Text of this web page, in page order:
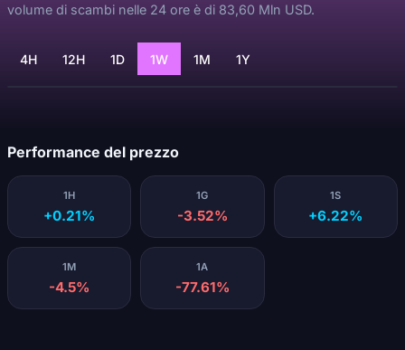
volume di scambi nelle 24 ore è di 83,60 Mln USD.
4H 12H 1D 1W 1M 1Y
Performance del prezzo
1H
+0.21%
1G
-3.52%
1S
+6.22%
1M
-4.5%
1A
-77.61%